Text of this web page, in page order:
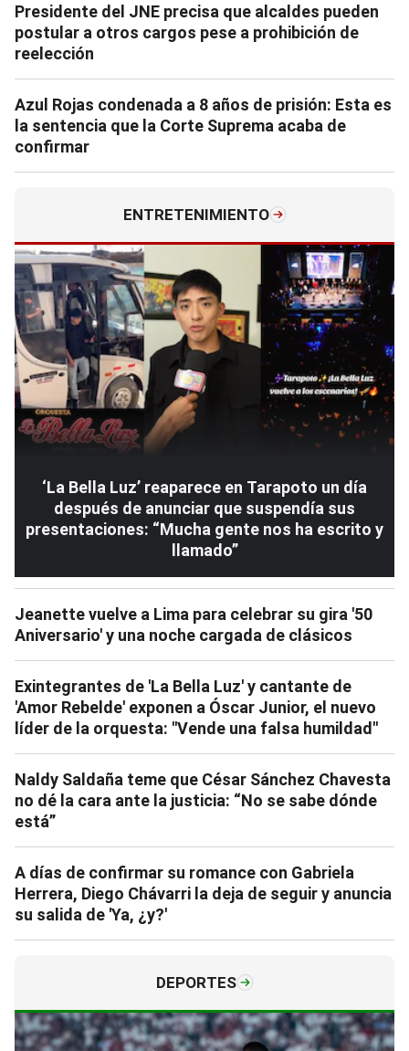
Presidente del JNE precisa que alcaldes pueden
postular a otros cargos pese a prohibición de
reelección
Azul Rojas condenada a 8 años de prisión: Esta es
la sentencia que la Corte Suprema acaba de
confirmar
ENTRETENIMIENTO
‘La Bella Luz’ reaparece en Tarapoto un día
después de anunciar que suspendía sus
presentaciones: “Mucha gente nos ha escrito y
llamado”
Jeanette vuelve a Lima para celebrar su gira '50
Aniversario' y una noche cargada de clásicos
Exintegrantes de 'La Bella Luz' y cantante de
'Amor Rebelde' exponen a Óscar Junior, el nuevo
líder de la orquesta: "Vende una falsa humildad"
Naldy Saldaña teme que César Sánchez Chavesta
no dé la cara ante la justicia: “No se sabe dónde
está”
A días de confirmar su romance con Gabriela
Herrera, Diego Chávarri la deja de seguir y anuncia
su salida de 'Ya, ¿y?'
DEPORTES